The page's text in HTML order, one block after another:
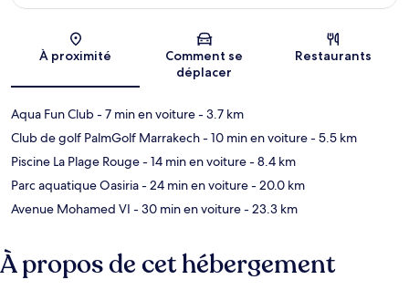
À proximité
Comment se
déplacer
Restaurants
Aqua Fun Club- 7 min en voiture- 3.7 km
Club de golf PalmGolf Marrakech- 10 min en voiture- 5.5 km
Piscine La Plage Rouge- 14 min en voiture- 8.4 km
Parc aquatique Oasiria- 24 min en voiture- 20.0 km
Avenue Mohamed VI - 30 min en voiture- 23.3 km
À propos de cet hébergement